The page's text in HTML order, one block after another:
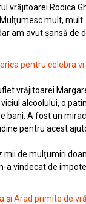
vrăjitoarei Rodica
mult,
am avut șansă de
pentru celebra
vrăjitoarei
alcoolului, o
bani. A fost un
pentru acest
mii de mulţumiri
a vindecat de
și Arad primite de